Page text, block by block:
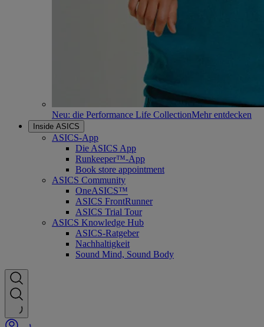
Neu: die Performance Life CollectionMehr entdecken
Inside ASICS
ASICS-App
Die ASICS App
Runkeeper™-App
Book store appointment
ASICS Community
OneASICS™
ASICS FrontRunner
ASICS Trial Tour
ASICS Knowledge Hub
ASICS-Ratgeber
Nachhaltigkeit
Sound Mind, Sound Body